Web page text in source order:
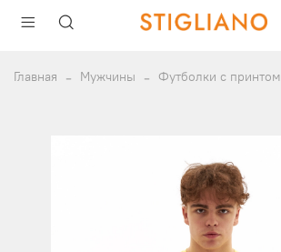
Главная Мужчины Футболки с принтом